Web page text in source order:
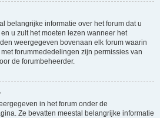
belangrijke informatie over het forum dat u
u zult het moeten lezen wanneer het
weergegeven bovenaan elk forum waarin
forummededelingen zijn permissies van
de forumbeheerder.
in het forum onder de
Ze bevatten meestal belangrijke informatie